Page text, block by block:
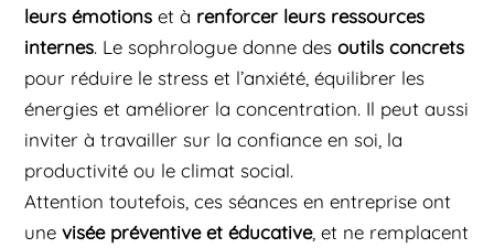
leurs émotions et à renforcer leurs ressources
internes . Le sophrologue donne desoutils concrets
pour réduire le stress et l’anxiété, équilibrer les
énergies et améliorer la concentration. Il peut aussi
inviter à travailler sur la confiance en soi, la
productivité ou le climat social.
Attention toutefois, ces séances en entreprise ont
unevisée préventive et éducative, et ne remplacent